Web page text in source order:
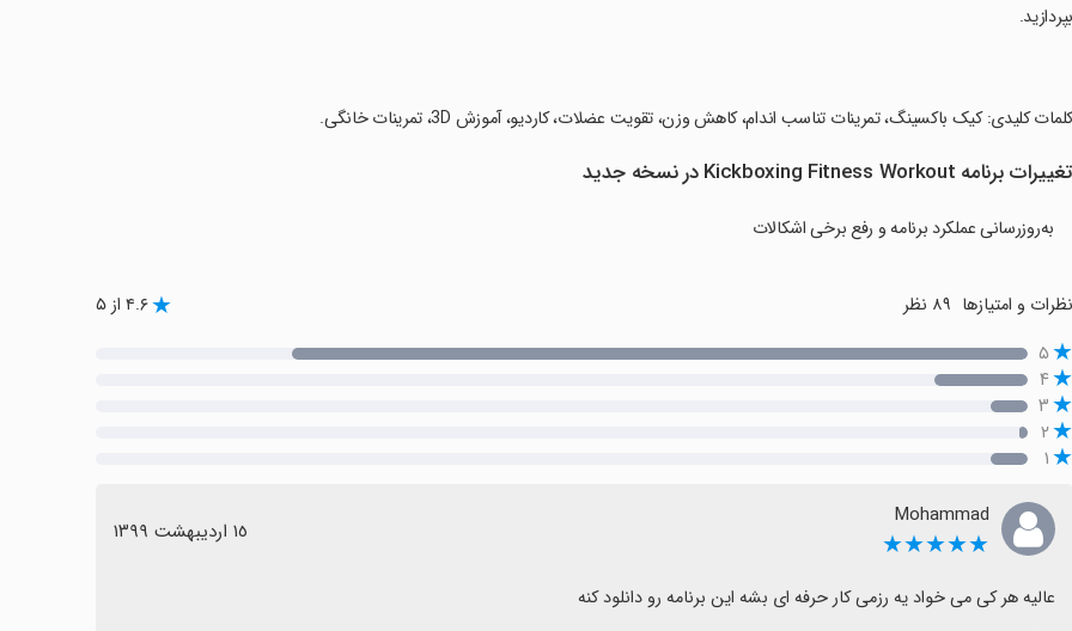
بپردازید.
‏کلمات کلیدی: کیک باکسینگ، تمرینات تناسب اندام، کاهش وزن، تقویت عضلات، کاردیو، آموزش 3D، تمرینات خانگی.
تغییرات برنامه Kickboxing Fitness Workout در نسخه جدید
به‌روزرسانی عملکرد برنامه و رفع برخی اشکالات
نظرات و امتیازها ۴.۶ از ۵
۵
۴
۳
۲
۱
Mohammad
★★★★★ ١٥ اردیبهشت ١٣٩٩
عاليه هر كى مى خواد يه رزمى كار حرفه اى بشه اين برنامه رو دانلود كنه